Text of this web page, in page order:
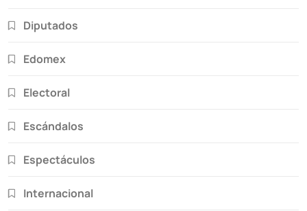
Diputados
Edomex
Electoral
Escándalos
Espectáculos
Internacional